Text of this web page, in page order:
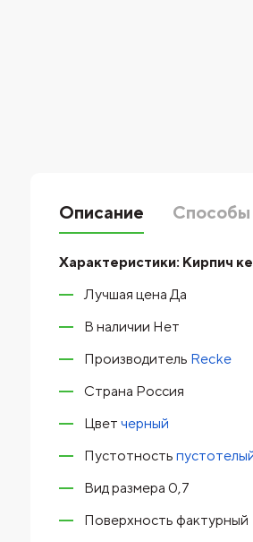
Описание Способы
Характеристики: Кирпич
Лучшая цена Да
В наличии Нет
Производитель Recke
Страна Россия
Цвет черный
Пустотность
Вид размера 0,7
Поверхность фактурный